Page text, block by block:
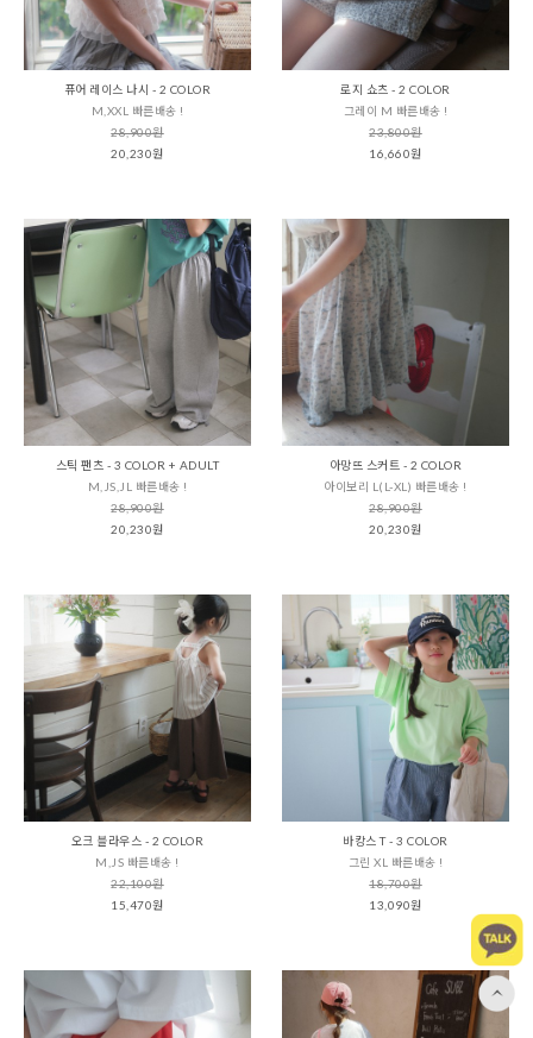
퓨어 레이스 나시 - 2 COLOR
M,XXL 빠른배송 !
28,900원
20,230원
로지 쇼츠 - 2 COLOR
그레이 M 빠른배송 !
23,800원
16,660원
스틱 팬츠 - 3 COLOR + ADULT
M,JS,JL 빠른배송 !
28,900원
20,230원
아망뜨 스커트 - 2 COLOR
아이보리 L(L-XL) 빠른배송 !
28,900원
20,230원
오크 블라우스 - 2 COLOR
M,JS 빠른배송 !
22,100원
15,470원
바캉스 T - 3 COLOR
그린 XL 빠른배송 !
18,700원
13,090원